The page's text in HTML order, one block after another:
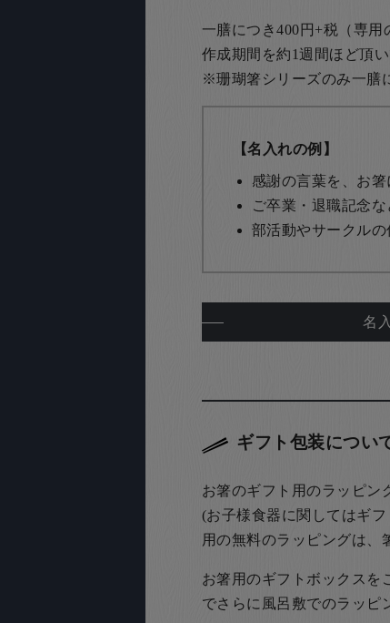
一膳につき400円+税（専用
作成期間を約1週間ほど頂
※珊瑚箸シリーズのみ一膳
【名入れの例】
感謝の言葉を、お箸
ご卒業・退職記念な
部活動やサークル
名
ギフト包装につい
お箸のギフト用のラッピン
(お子様食器に関してはギ
用の無料のラッピングは、
お箸用のギフトボックスを
でさらに風呂敷でのラッピ